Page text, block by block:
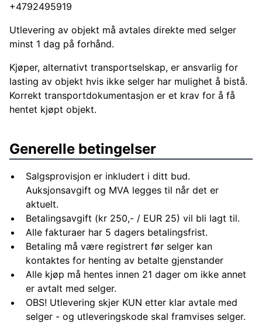
+4792495919
Utlevering av objekt må avtales direkte med selger
minst 1 dag på forhånd.
Kjøper, alternativt transportselskap, er ansvarlig for
lasting av objekt hvis ikke selger har mulighet å bistå.
Korrekt transportdokumentasjon er et krav for å få
hentet kjøpt objekt.
Generelle betingelser
Salgsprovisjon er inkludert i ditt bud.
Auksjonsavgift og MVA legges til når det er
aktuelt.
Betalingsavgift (kr 250,- / EUR 25) vil bli lagt til.
Alle fakturaer har 5 dagers betalingsfrist.
Betaling må være registrert før selger kan
kontaktes for henting av betalte gjenstander
Alle kjøp må hentes innen 21 dager om ikke annet
er avtalt med selger.
OBS! Utlevering skjer KUN etter klar avtale med
selger - og utleveringskode skal framvises selger.